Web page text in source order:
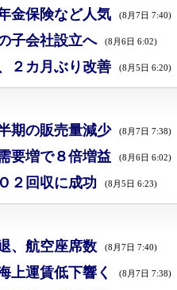
金保険など人気 (8月7日 7:40)
子会社設立へ (8月6日 6:02)
２カ月ぶり改善 (8月5日 6:20)
期の販売量減少 (8月7日 7:38)
要増で８倍増益 (8月6日 6:02)
２回収に成功 (8月5日 6:23)
、航空座席数 (8月7日 7:40)
上運賃低下響く (8月7日 7:38)